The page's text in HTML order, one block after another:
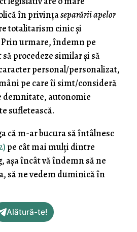
în privinţaseparării apelor
totalitarism cinic şi
urmare, îndemn pe
procedeze similar şi să
personal/personalizat,
pe care îi simt/consideră
demnitate, autonomie
sufletească.
că m-ar bucura să întâlnesc
pe cât mai mulţi dintre
aşa încât vă îndemn să ne
să ne vedem duminică în
Alătură-te!